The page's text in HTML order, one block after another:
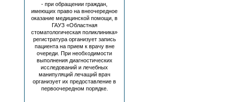
17-
24,
41);
часть
1
и
2,
часть
4
Гражданского
кодекса
РФ;
- при обращении граждан,
имеющих право на внеочередное
оказание медицинской помощи, в
ГАУЗ «Областная
стоматологическая поликлиника»
регистратура организует запись
пациента на прием к врачу вне
очереди. При необходимости
выполнения диагностических
исследований и лечебных
манипуляций лечащий врач
организует их предоставление в
первоочередном порядке.